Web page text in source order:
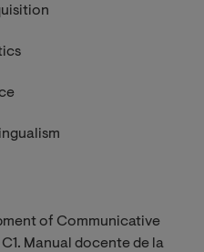
of Communicative
Manual docente de la